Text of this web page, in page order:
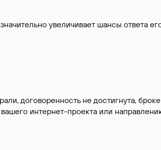
увеличивает шансы ответа
договоренность не достигнута,
интернет-проекта или